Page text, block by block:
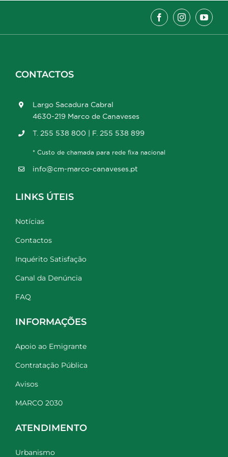
CONTACTOS
Largo Sacadura Cabral
4630-219 Marco de Canaveses
T. 255 538 800 | F. 255 538 899
* Custo de chamada para rede fixa nacional
info@cm-marco-canaveses.pt
LINKS ÚTEIS
Notícias
Contactos
Inquérito Satisfação
Canal da Denúncia
FAQ
INFORMAÇÕES
Apoio ao Emigrante
Contratação Pública
Avisos
MARCO 2030
ATENDIMENTO
Urbanismo